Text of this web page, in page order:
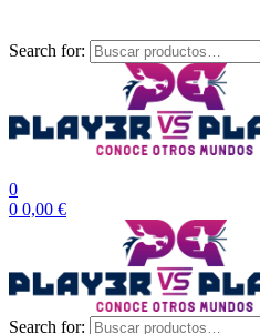
Search for:
0
0 0,00 €
Search for: